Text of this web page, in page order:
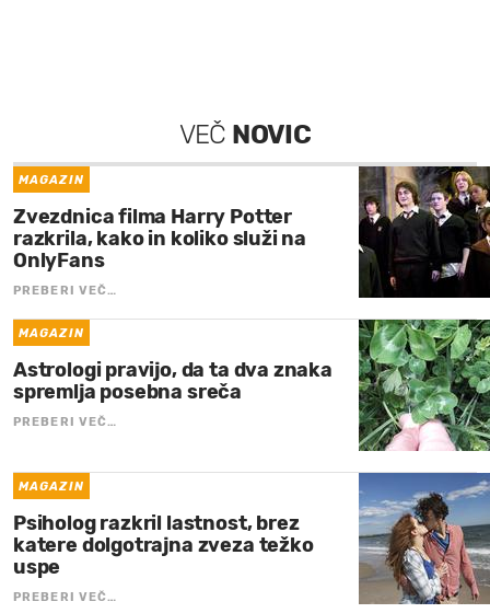
VEČ NOVIC
MAGAZIN
Zvezdnica filma Harry Potter
razkrila, kako in koliko služi na
OnlyFans
PREBERI VEČ…
MAGAZIN
Astrologi pravijo, da ta dva znaka
spremlja posebna sreča
PREBERI VEČ…
MAGAZIN
Psiholog razkril lastnost, brez
katere dolgotrajna zveza težko
uspe
PREBERI VEČ…